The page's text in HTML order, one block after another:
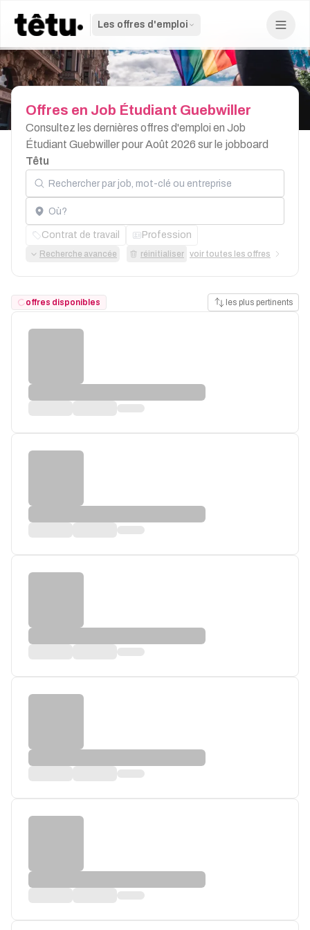
Les offres d'emploi
Offres en Job Étudiant Guebwiller
Consultez les dernières offres d'emploi en Job
Étudiant Guebwiller pour Août 2026 sur le jobboard
Têtu
Rechercher par job, mot-clé ou entreprise
Localisation
Contrat de travail Profession
Recherche avancée réinitialiser voir toutes les offres
offres disponibles les plus pertinents